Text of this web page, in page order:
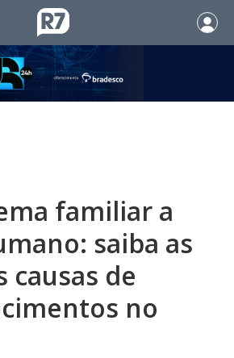
familiar a
saiba as
causas de
no